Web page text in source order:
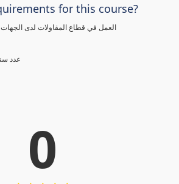
for this course?
عدد
0